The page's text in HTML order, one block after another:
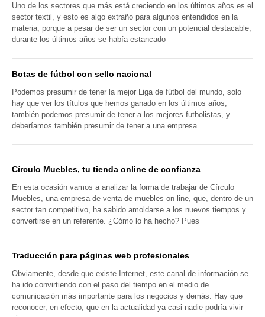
Uno de los sectores que más está creciendo en los últimos años es el
sector textil, y esto es algo extraño para algunos entendidos en la
materia, porque a pesar de ser un sector con un potencial destacable,
durante los últimos años se había estancado
Botas de fútbol con sello nacional
Podemos presumir de tener la mejor Liga de fútbol del mundo, solo
hay que ver los títulos que hemos ganado en los últimos años,
también podemos presumir de tener a los mejores futbolistas, y
deberíamos también presumir de tener a una empresa
Círculo Muebles, tu tienda online de confianza
En esta ocasión vamos a analizar la forma de trabajar de Círculo
Muebles, una empresa de venta de muebles on line, que, dentro de un
sector tan competitivo, ha sabido amoldarse a los nuevos tiempos y
convertirse en un referente. ¿Cómo lo ha hecho? Pues
Traducción para páginas web profesionales
Obviamente, desde que existe Internet, este canal de información se
ha ido convirtiendo con el paso del tiempo en el medio de
comunicación más importante para los negocios y demás. Hay que
reconocer, en efecto, que en la actualidad ya casi nadie podría vivir